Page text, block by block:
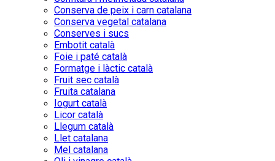
Conserva de peix i carn catalana
Conserva vegetal catalana
Conserves i sucs
Embotit català
Foie i paté català
Formatge i làctic català
Fruit sec català
Fruita catalana
Iogurt català
Licor català
Llegum català
Llet catalana
Mel catalana